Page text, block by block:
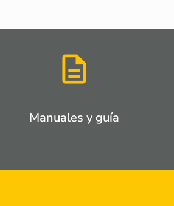
Manuales y guía